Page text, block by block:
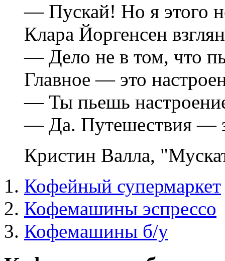
— Пускай! Но я этого
Клара Йоргенсен
— Дело не в том, что
Главное — это
— Ты пьешь
— Да. Путешествия —
Кристин Валла,
Кофейный супермаркет
Кофемашины эспрессо
Кофемашины б/у